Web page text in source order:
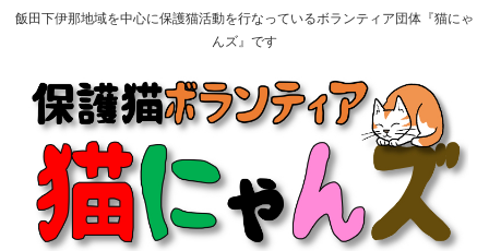
飯田下伊那地域を中心に保護猫活動を行なっているボランティア団体『猫にゃ
んズ』です